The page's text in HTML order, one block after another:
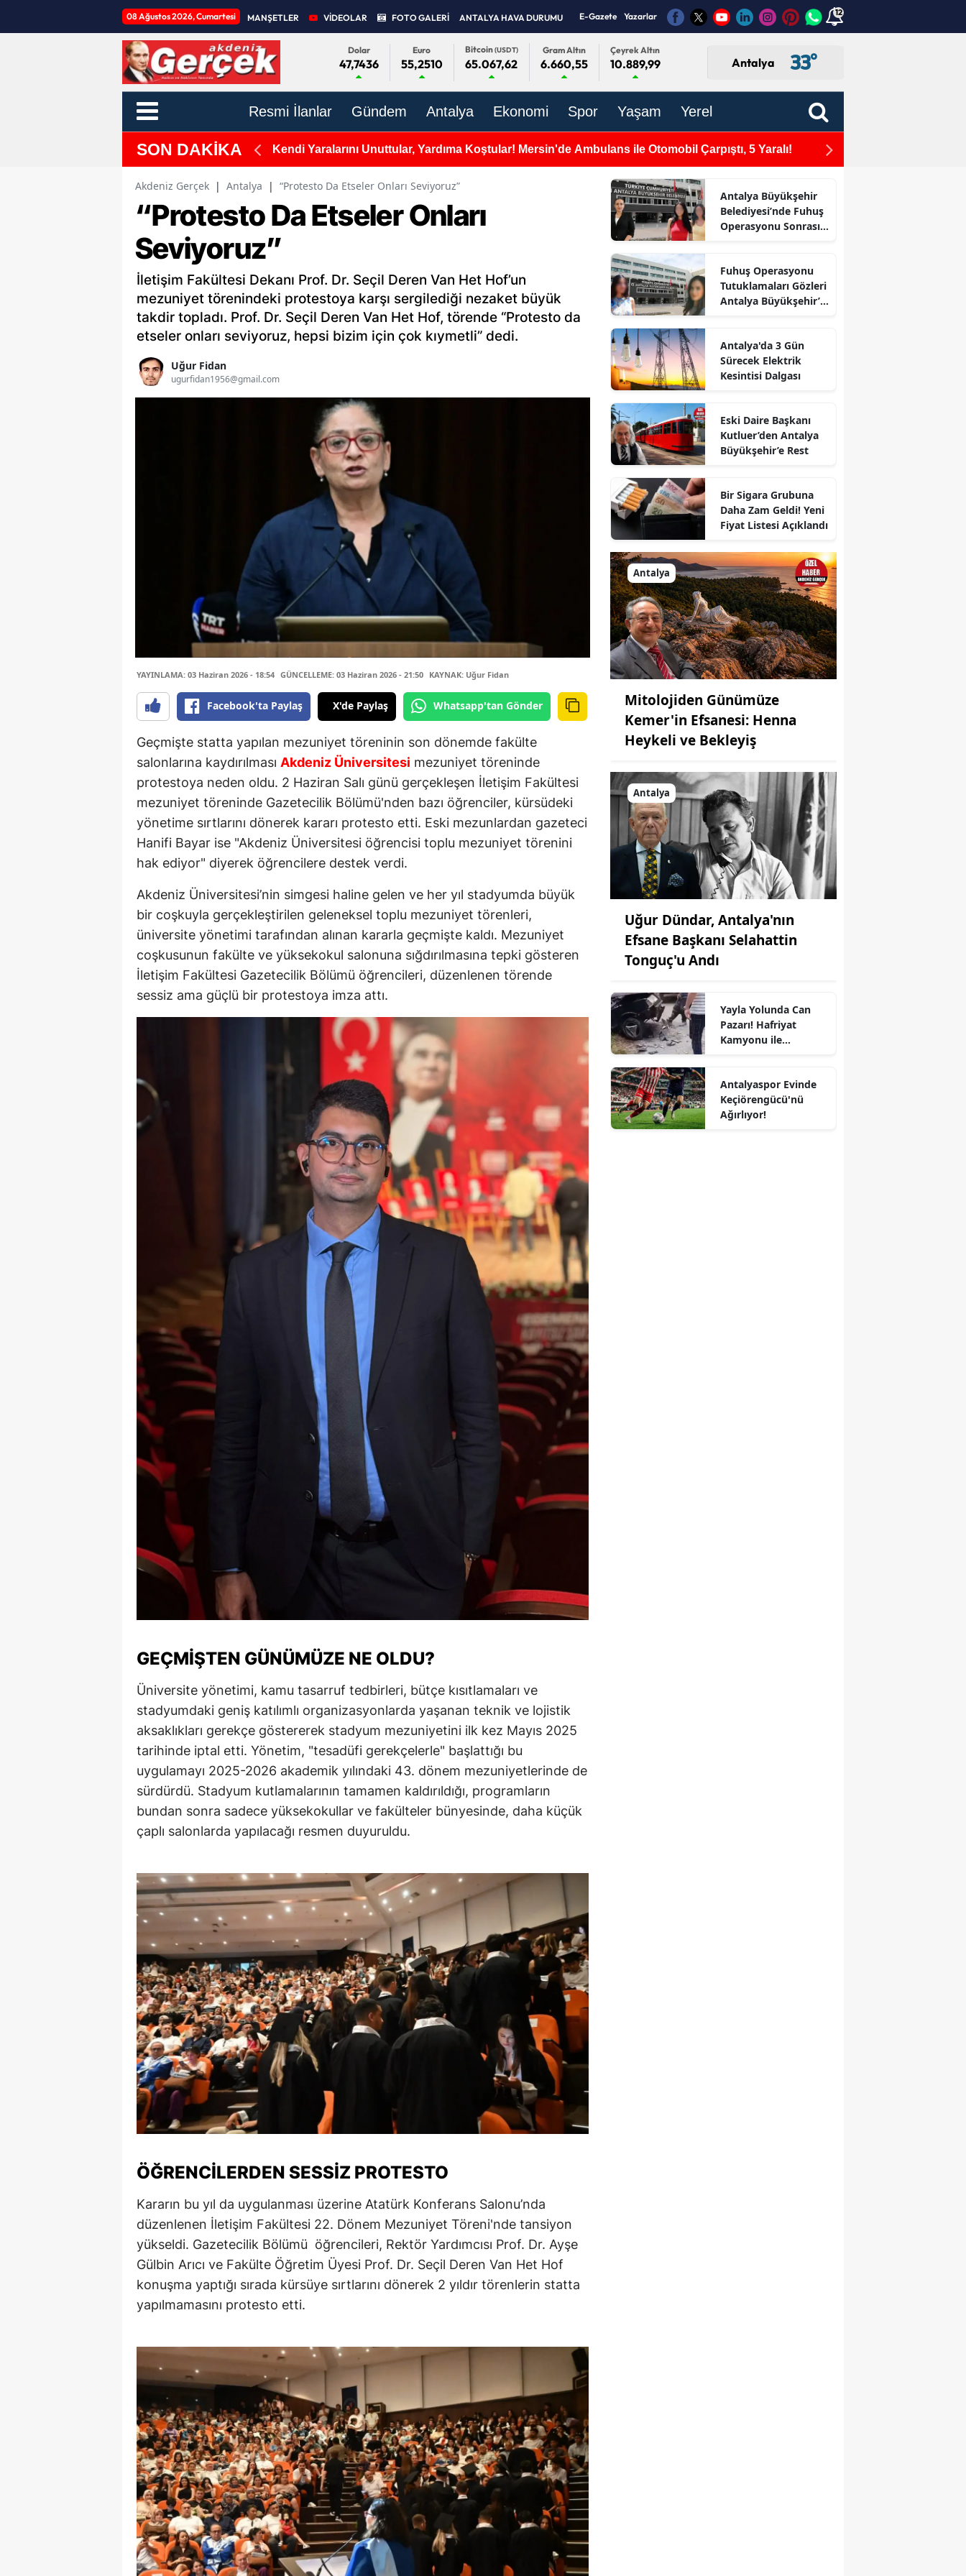
08 Ağustos 2026, Cumartesi MANŞETLER VİDEOLAR FOTO GALERİ ANTALYA HAVA DURUMU E-Gazete Yazarlar 12
Dolar
47,7436
Euro
55,2510
Bitcoin(USDT)
65.067,62
Gram Altın
6.660,55
Çeyrek Altın
10.889,99 Antalya 33°
Resmi İlanlar Gündem Antalya Ekonomi Spor Yaşam Yerel
SON DAKİKA Kendi Yaralarını Unuttular, Yardıma Koştular! Mersin'de Ambulans ile Otomobil Çarpıştı, 5 Yaralı! Dokumapark'taki
Akdeniz Gerçek | Antalya | “Protesto Da Etseler Onları Seviyoruz”
“Protesto Da Etseler Onları
Seviyoruz”
İletişim Fakültesi Dekanı Prof. Dr. Seçil Deren Van Het Hof’un
mezuniyet törenindeki protestoya karşı sergilediği nezaket büyük
takdir topladı. Prof. Dr. Seçil Deren Van Het Hof, törende “Protesto da
etseler onları seviyoruz, hepsi bizim için çok kıymetli” dedi.
Uğur Fidan
ugurfidan1956@gmail.com
YAYINLAMA: 03 Haziran 2026 - 18:54 GÜNCELLEME: 03 Haziran 2026 - 21:50 KAYNAK: Uğur Fidan
Facebook'ta Paylaş X'de Paylaş Whatsapp'tan Gönder
Geçmişte statta yapılan mezuniyet töreninin son dönemde fakülte
salonlarına kaydırılması Akdeniz Üniversitesi mezuniyet töreninde
protestoya neden oldu. 2 Haziran Salı günü gerçekleşen İletişim Fakültesi
mezuniyet töreninde Gazetecilik Bölümü'nden bazı öğrenciler, kürsüdeki
yönetime sırtlarını dönerek kararı protesto etti. Eski mezunlardan gazeteci
Hanifi Bayar ise "Akdeniz Üniversitesi öğrencisi toplu mezuniyet törenini
hak ediyor" diyerek öğrencilere destek verdi.
Akdeniz Üniversitesi’nin simgesi haline gelen ve her yıl stadyumda büyük
bir coşkuyla gerçekleştirilen geleneksel toplu mezuniyet törenleri,
üniversite yönetimi tarafından alınan kararla geçmişte kaldı. Mezuniyet
coşkusunun fakülte ve yüksekokul salonuna sığdırılmasına tepki gösteren
İletişim Fakültesi Gazetecilik Bölümü öğrencileri, düzenlenen törende
sessiz ama güçlü bir protestoya imza attı.
GEÇMİŞTEN GÜNÜMÜZE NE OLDU?
Üniversite yönetimi, kamu tasarruf tedbirleri, bütçe kısıtlamaları ve
stadyumdaki geniş katılımlı organizasyonlarda yaşanan teknik ve lojistik
aksaklıkları gerekçe göstererek stadyum mezuniyetini ilk kez Mayıs 2025
tarihinde iptal etti. Yönetim, "tesadüfi gerekçelerle" başlattığı bu
uygulamayı 2025-2026 akademik yılındaki 43. dönem mezuniyetlerinde de
sürdürdü. Stadyum kutlamalarının tamamen kaldırıldığı, programların
bundan sonra sadece yüksekokullar ve fakülteler bünyesinde, daha küçük
çaplı salonlarda yapılacağı resmen duyuruldu.
ÖĞRENCİLERDEN SESSİZ PROTESTO
Kararın bu yıl da uygulanması üzerine Atatürk Konferans Salonu’nda
düzenlenen İletişim Fakültesi 22. Dönem Mezuniyet Töreni'nde tansiyon
yükseldi. Gazetecilik Bölümü öğrencileri, Rektör Yardımcısı Prof. Dr. Ayşe
Gülbin Arıcı ve Fakülte Öğretim Üyesi Prof. Dr. Seçil Deren Van Het Hof
konuşma yaptığı sırada kürsüye sırtlarını dönerek 2 yıldır törenlerin statta
yapılmamasını protesto etti.
Antalya Büyükşehir
Belediyesi’nde Fuhuş
Operasyonu Sonrası
Fuhuş Operasyonu
Tutuklamaları Gözleri
Antalya Büyükşehir’e
Antalya'da 3 Gün
Sürecek Elektrik
Kesintisi Dalgası
Eski Daire Başkanı
Kutluer’den Antalya
Büyükşehir’e Rest
Bir Sigara Grubuna
Daha Zam Geldi! Yeni
Fiyat Listesi Açıklandı
Antalya
Mitolojiden Günümüze
Kemer'in Efsanesi: Henna
Heykeli ve Bekleyiş
Antalya
Uğur Dündar, Antalya'nın
Efsane Başkanı Selahattin
Tonguç'u Andı
Yayla Yolunda Can
Pazarı! Hafriyat
Kamyonu ile
Antalyaspor Evinde
Keçiörengücü'nü
Ağırlıyor!